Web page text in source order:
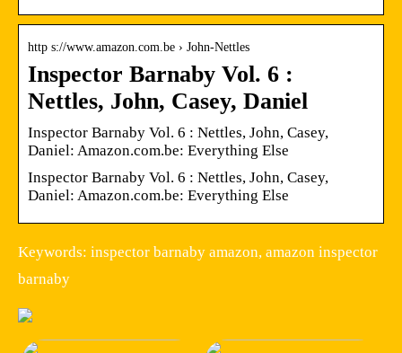
http s://www.amazon.com.be › John-Nettles
Inspector Barnaby Vol. 6 :
Nettles, John, Casey, Daniel
Inspector Barnaby Vol. 6 : Nettles, John, Casey,
Daniel: Amazon.com.be: Everything Else
Inspector Barnaby Vol. 6 : Nettles, John, Casey,
Daniel: Amazon.com.be: Everything Else
Keywords: inspector barnaby amazon, amazon inspector
barnaby